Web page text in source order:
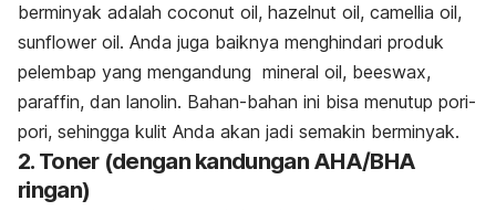
berminyak adalah coconut oil, hazelnut oil, camellia oil,
sunflower oil. Anda juga baiknya menghindari produk
pelembap yang mengandung mineral oil, beeswax,
paraffin, dan lanolin. Bahan-bahan ini bisa menutup pori-
pori, sehingga kulit Anda akan jadi semakin berminyak.
2. Toner (dengan kandungan AHA/BHA
ringan)